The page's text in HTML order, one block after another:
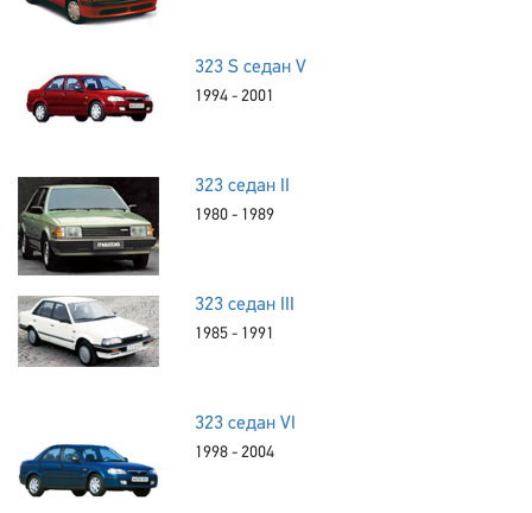
323 S седан V
1994 - 2001
323 седан II
1980 - 1989
323 седан III
1985 - 1991
323 седан VI
1998 - 2004